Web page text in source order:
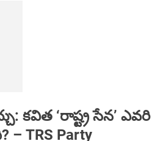
కవిత ‘రాష్ట్ర సేన’ ఎవరి
– TRS Party